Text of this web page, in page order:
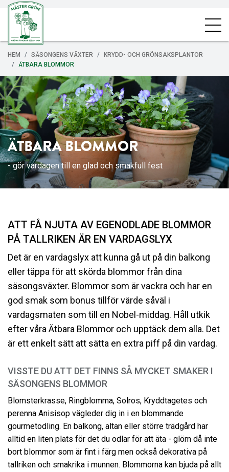
HEM SÄSONGENS VÄXTER
KRYDD- OCH GRÖNSAKSPLANTOR
ÄTBARA BLOMMOR
ÄTBARA BLOMMOR
- gör vardagen till en glad och smakfull fest
ATT FÅ NJUTA AV EGENODLADE BLOMMOR
PÅ TALLRIKEN ÄR EN VARDAGSLYX
Det är en vardagslyx att kunna gå ut på din balkong
eller täppa för att skörda blommor från dina
säsongsväxter. Blommor som är vackra och har en
god smak som bonus tillför värde såväl i
vardagsmaten som till en Nobel-middag. Håll utkik
efter våra Ätbara Blommor och upptäck dem alla. Det
är ett enkelt sätt att sätta en extra piff på din vardag.
VISSTE DU ATT DET FINNS SÅ MYCKET SMAKER I
SÄSONGENS BLOMMOR
Blomsterkrasse, Ringblomma, Solros, Kryddtagetes och
perenna Anisisop vägleder dig in i en blommande
gourmetodling. En balkong, altan eller större trädgård har
alltid en liten plats för det du odlar för att äta - glöm då inte
bort blommor som är fint i färg men också dekorativa på
tallriken och smakrika i munnen. Blommorna kan bjuda på allt